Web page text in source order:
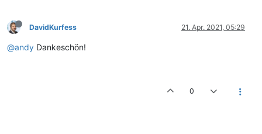
DavidKurfess 21. Apr. 2021, 05:29
@andy Dankeschön!
0